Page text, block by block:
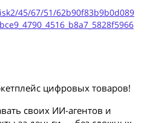
45/67/51/62b90f83b9b0d089
цифровых товаров!
своих ИИ-агентов и